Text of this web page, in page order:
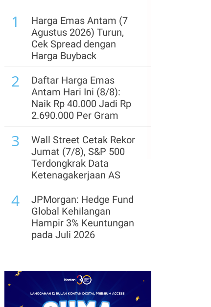
1
Harga Emas Antam (7
Agustus 2026) Turun,
Cek Spread dengan
Harga Buyback
2
Daftar Harga Emas
Antam Hari Ini (8/8):
Naik Rp 40.000 Jadi Rp
2.690.000 Per Gram
3
Wall Street Cetak Rekor
Jumat (7/8), S&P 500
Terdongkrak Data
Ketenagakerjaan AS
4
JPMorgan: Hedge Fund
Global Kehilangan
Hampir 3% Keuntungan
pada Juli 2026
(BKDP) Kebut Hotel
Hyatt Centric, Target
Operasi 2028